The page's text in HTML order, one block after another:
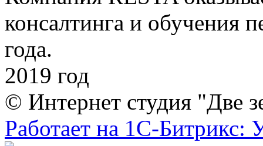
консалтинга и обучения
года.
2019 год
© Интернет студия "Две
Работает на 1С-Битрикс: